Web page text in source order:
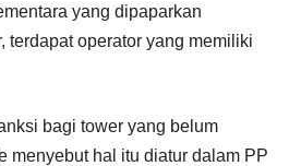
yang dipaparkan
terdapat operator yang memiliki
bagi tower yang belum
menyebut hal itu diatur dalam PP